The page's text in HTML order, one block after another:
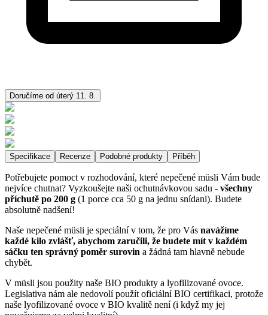
Doručíme od úterý 11. 8.
Specifikace Recenze Podobné produkty Příběh
Potřebujete pomoct v rozhodování, které nepečené müsli Vám bude
nejvíce chutnat? Vyzkoušejte naši ochutnávkovou sadu - všechny
příchutě po 200 g (1 porce cca 50 g na jednu snídani). Budete
absolutně nadšení!
Naše nepečené müsli je speciální v tom, že pro Vás navážíme
každé kilo zvlášť, abychom zaručili, že budete mít v každém
sáčku ten správný poměr surovin a žádná tam hlavně nebude
chybět.
V müsli jsou použity naše BIO produkty a lyofilizované ovoce.
Legislativa nám ale nedovolí použít oficiální BIO certifikaci, protože
naše lyofilizované ovoce v BIO kvalitě není (i když my jej